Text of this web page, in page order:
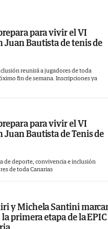
gama de
una galleta fresca
se ha adaptado a
frutos secos,
aptas para
alergias o
el lanzamiento de
manera como
en fabricar
para vivir el VI
Juan Bautista de tenis de
reunirá a jugadores de toda
fin de semana. Inscripciones ya
para vivir el VI
Juan Bautista de Tenis de
de deporte, convivencia e inclusión
de toda Canarias
y Michela Santini
primera etapa de la EPIC